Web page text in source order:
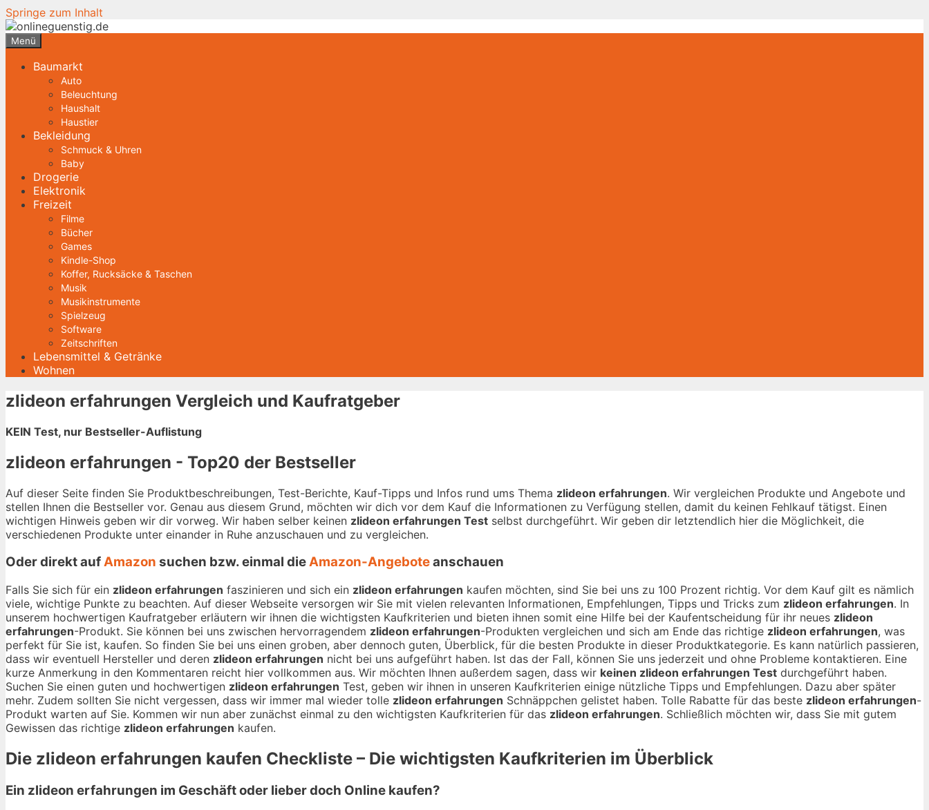
Springe zum Inhalt
Menü
Baumarkt
Auto
Beleuchtung
Haushalt
Haustier
Bekleidung
Schmuck & Uhren
Baby
Drogerie
Elektronik
Freizeit
Filme
Bücher
Games
Kindle-Shop
Koffer, Rucksäcke & Taschen
Musik
Musikinstrumente
Spielzeug
Software
Zeitschriften
Lebensmittel & Getränke
Wohnen
zlideon erfahrungen Vergleich und Kaufratgeber
KEIN Test, nur Bestseller-Auflistung
zlideon erfahrungen - Top20 der Bestseller
Auf dieser Seite finden Sie Produktbeschreibungen, Test-Berichte, Kauf-Tipps und Infos rund ums Thema zlideon erfahrungen. Wir vergleichen Produkte und Angebote und
stellen Ihnen die Bestseller vor. Genau aus diesem Grund, möchten wir dich vor dem Kauf die Informationen zu Verfügung stellen, damit du keinen Fehlkauf tätigst. Einen
wichtigen Hinweis geben wir dir vorweg. Wir haben selber keinen zlideon erfahrungen Test selbst durchgeführt. Wir geben dir letztendlich hier die Möglichkeit, die
verschiedenen Produkte unter einander in Ruhe anzuschauen und zu vergleichen.
Oder direkt aufAmazon suchen bzw. einmal dieAmazon-Angeboteanschauen
Falls Sie sich für ein zlideon erfahrungen faszinieren und sich ein zlideon erfahrungen kaufen möchten, sind Sie bei uns zu 100 Prozent richtig. Vor dem Kauf gilt es nämlich
viele, wichtige Punkte zu beachten. Auf dieser Webseite versorgen wir Sie mit vielen relevanten Informationen, Empfehlungen, Tipps und Tricks zum zlideon erfahrungen. In
unserem hochwertigen Kaufratgeber erläutern wir ihnen die wichtigsten Kaufkriterien und bieten ihnen somit eine Hilfe bei der Kaufentscheidung für ihr neues zlideon
erfahrungen-Produkt. Sie können bei uns zwischen hervorragendem zlideon erfahrungen-Produkten vergleichen und sich am Ende das richtige zlideon erfahrungen, was
perfekt für Sie ist, kaufen. So finden Sie bei uns einen groben, aber dennoch guten, Überblick, für die besten Produkte in dieser Produktkategorie. Es kann natürlich passieren,
dass wir eventuell Hersteller und deren zlideon erfahrungen nicht bei uns aufgeführt haben. Ist das der Fall, können Sie uns jederzeit und ohne Probleme kontaktieren. Eine
kurze Anmerkung in den Kommentaren reicht hier vollkommen aus. Wir möchten Ihnen außerdem sagen, dass wir keinen zlideon erfahrungen Test durchgeführt haben.
Suchen Sie einen guten und hochwertigen zlideon erfahrungen Test, geben wir ihnen in unseren Kaufkriterien einige nützliche Tipps und Empfehlungen. Dazu aber später
mehr. Zudem sollten Sie nicht vergessen, dass wir immer mal wieder tolle zlideon erfahrungen Schnäppchen gelistet haben. Tolle Rabatte für das beste zlideon erfahrungen-
Produkt warten auf Sie. Kommen wir nun aber zunächst einmal zu den wichtigsten Kaufkriterien für das zlideon erfahrungen. Schließlich möchten wir, dass Sie mit gutem
Gewissen das richtige zlideon erfahrungen kaufen.
Die zlideon erfahrungen kaufen Checkliste – Die wichtigsten Kaufkriterien im Überblick
Ein zlideon erfahrungen im Geschäft oder lieber doch Online kaufen?